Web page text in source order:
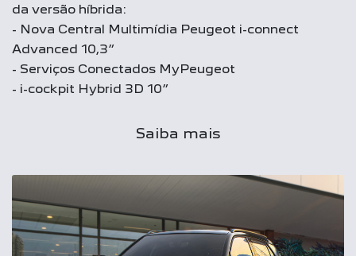
da versão híbrida:
- Nova Central Multimídia Peugeot i-connect
Advanced 10,3”
- Serviços Conectados MyPeugeot
- i-cockpit Hybrid 3D 10”
Saiba mais